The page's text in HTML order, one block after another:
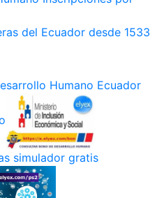
del Ecuador desde 1533
Humano Ecuador
simulador gratis